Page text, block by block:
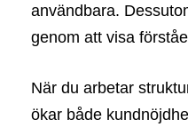
användbara.
genom att visa
När du arbetar
ökar både